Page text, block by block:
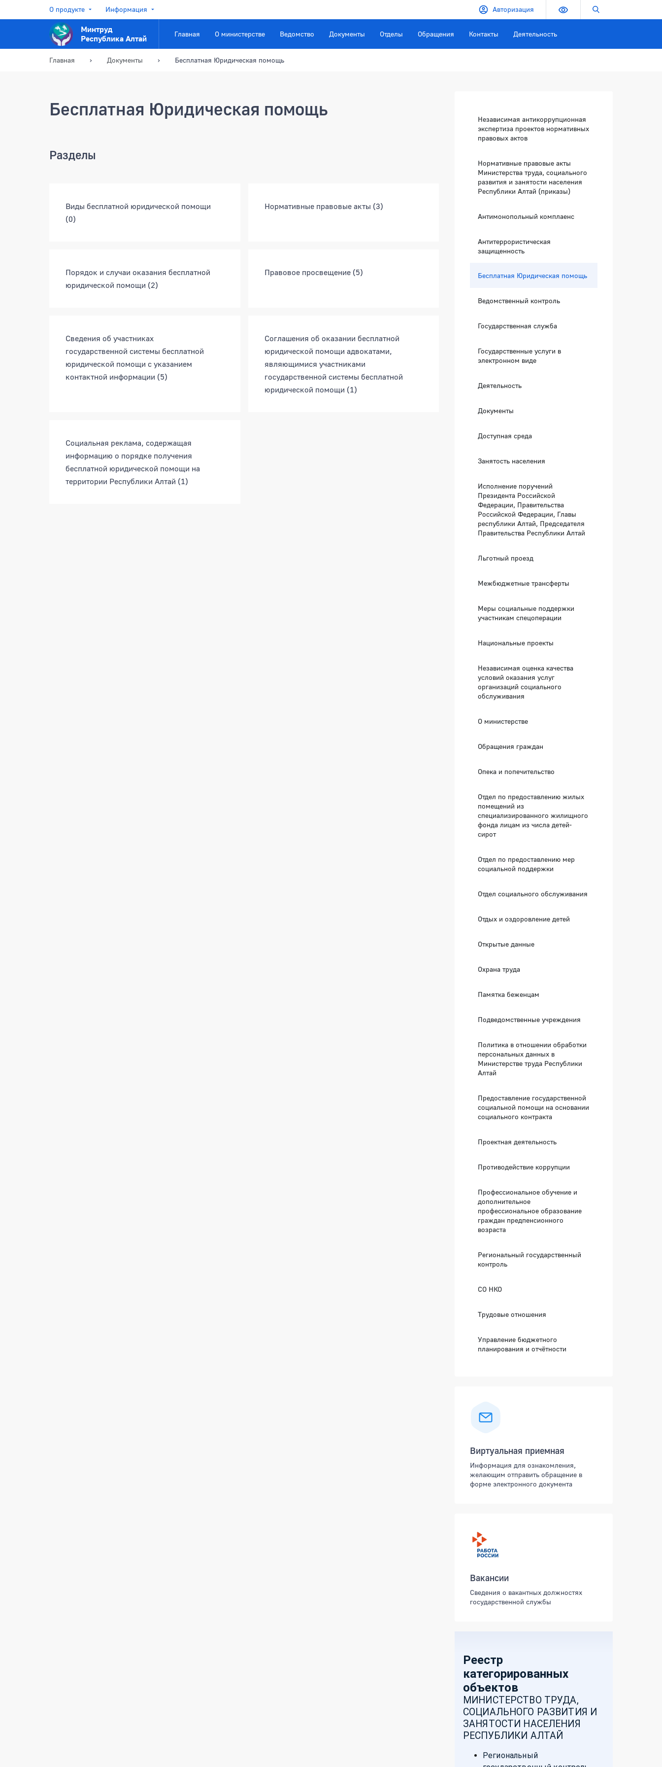
О продукте Информация Авторизация Версия для слабовидящих
Минтруд
Республика Алтай
Главная О министерстве Ведомство Документы Отделы Обращения Контакты Деятельность
Главная Документы Бесплатная Юридическая помощь
Бесплатная Юридическая помощь
Разделы
Виды бесплатной юридической помощи
(0)
Нормативные правовые акты (3)
Порядок и случаи оказания бесплатной
юридической помощи (2)
Правовое просвещение (5)
Сведения об участниках
государственной системы бесплатной
юридической помощи с указанием
контактной информации (5)
Соглашения об оказании бесплатной
юридической помощи адвокатами,
являющимися участниками
государственной системы бесплатной
юридической помощи (1)
Социальная реклама, содержащая
информацию о порядке получения
бесплатной юридической помощи на
территории Республики Алтай (1)
Независимая антикоррупционная
экспертиза проектов нормативных
правовых актов
Нормативные правовые акты
Министерства труда, социального
развития и занятости населения
Республики Алтай (приказы)
Антимонопольный комплаенс
Антитеррористическая
защищенность
Бесплатная Юридическая помощь
Ведомственный контроль
Государственная служба
Государственные услуги в
электронном виде
Деятельность
Документы
Доступная среда
Занятость населения
Исполнение поручений
Президента Российской
Федерации, Правительства
Российской Федерации, Главы
республики Алтай, Председателя
Правительства Республики Алтай
Льготный проезд
Межбюджетные трансферты
Меры социальные поддержки
участникам спецоперации
Национальные проекты
Независимая оценка качества
условий оказания услуг
организаций социального
обслуживания
О министерстве
Обращения граждан
Опека и попечительство
Отдел по предоставлению жилых
помещений из
специализированного жилищного
фонда лицам из числа детей-
сирот
Отдел по предоставлению мер
социальной поддержки
Отдел социального обслуживания
Отдых и оздоровление детей
Открытые данные
Охрана труда
Памятка беженцам
Подведомственные учреждения
Политика в отношении обработки
персональных данных в
Министерстве труда Республики
Алтай
Предоставление государственной
социальной помощи на основании
социального контракта
Проектная деятельность
Противодействие коррупции
Профессиональное обучение и
дополнительное
профессиональное образование
граждан предпенсионного
возраста
Региональный государственный
контроль
СО НКО
Трудовые отношения
Управление бюджетного
планирования и отчётности
Виртуальная приемная
Информация для ознакомления,
желающим отправить обращение в
форме электронного документа
Вакансии
Сведения о вакантных должностях
государственной службы